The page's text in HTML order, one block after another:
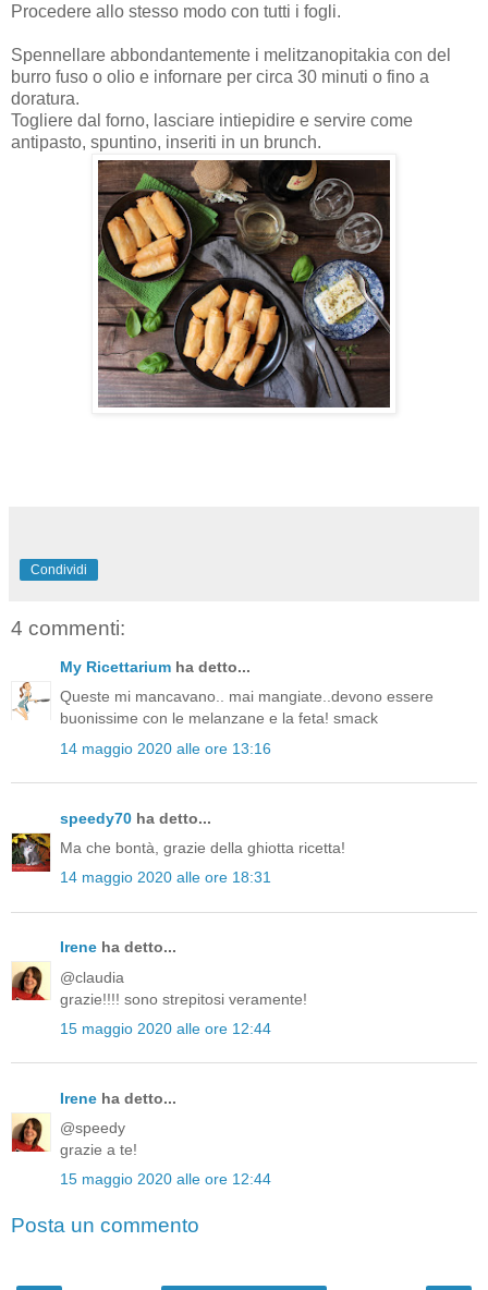
Procedere allo stesso modo con tutti i fogli.
Spennellare abbondantemente i melitzanopitakia con del
burro fuso o olio e infornare per circa 30 minuti o fino a
doratura.
Togliere dal forno, lasciare intiepidire e servire come
antipasto, spuntino, inseriti in un brunch.
Condividi
4 commenti:
My Ricettarium ha detto...
Queste mi mancavano.. mai mangiate..devono essere
buonissime con le melanzane e la feta! smack
14 maggio 2020 alle ore 13:16
speedy70 ha detto...
Ma che bontà, grazie della ghiotta ricetta!
14 maggio 2020 alle ore 18:31
Irene ha detto...
@claudia
grazie!!!! sono strepitosi veramente!
15 maggio 2020 alle ore 12:44
Irene ha detto...
@speedy
grazie a te!
15 maggio 2020 alle ore 12:44
Posta un commento